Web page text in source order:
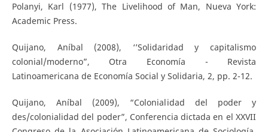
Polanyi, Karl (1977), The Livelihood of Man, Nueva York:
Academic Press.
Quijano, Aníbal (2008), ‘’Solidaridad y capitalismo
colonial/moderno”, Otra Economía - Revista
Latinoamericana de Economía Social y Solidaria, 2, pp. 2-12.
Quijano, Aníbal (2009), “Colonialidad del poder y
des/colonialidad del poder”, Conferencia dictada en el XXVII